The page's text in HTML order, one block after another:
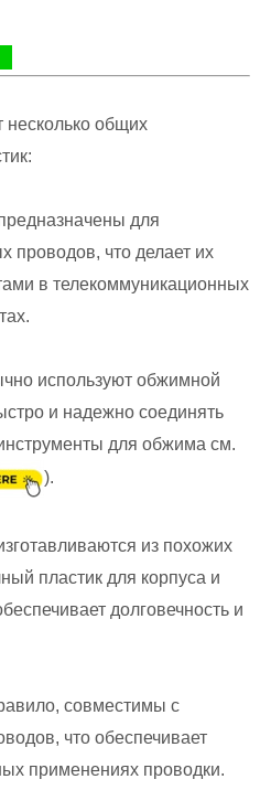
общих
для
проводов, что делает их
в телекоммуникационных
используют обжимной
и надежно соединять
для обжима см.
).
из похожих
пластик для корпуса и
долговечность и
совместимы с
что обеспечивает
применениях проводки.